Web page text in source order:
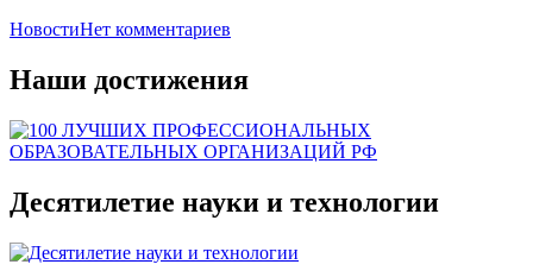
НовостиНет комментариев
Наши достижения
Десятилетие науки и технологии